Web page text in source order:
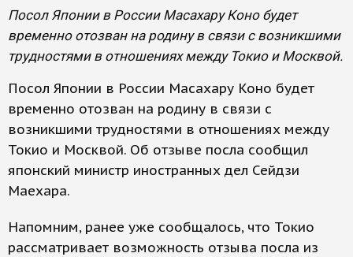
Посол Японии в России Масахару Коно будет
временно отозван на родину в связи с возникшими
трудностями в отношениях между Токио и Москвой.
Посол Японии в России Масахару Коно будет
временно отозван на родину в связи с
возникшими трудностями в отношениях между
Токио и Москвой. Об отзыве посла сообщил
японский министр иностранных дел Сейдзи
Маехара.
Напомним, ранее уже сообщалось, что Токио
рассматривает возможность отзыва посла из